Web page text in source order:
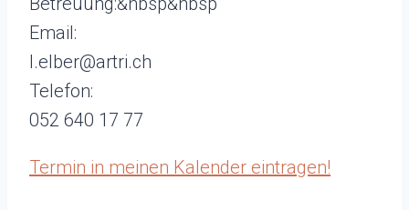
Email:
l.elber@artri.ch
Telefon:
052 640 17 77
Termin in meinen Kalender eintragen!